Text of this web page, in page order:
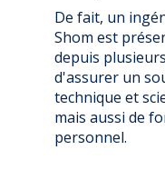
De fait, un
Shom est
depuis
d'assurer un
technique et
mais aussi de
personnel.